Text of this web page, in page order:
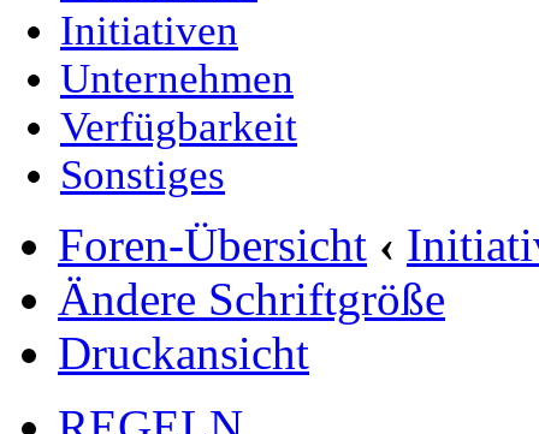
Initiativen
Unternehmen
Verfügbarkeit
Sonstiges
Foren-Übersicht ‹
Ändere Schriftgröße
Druckansicht